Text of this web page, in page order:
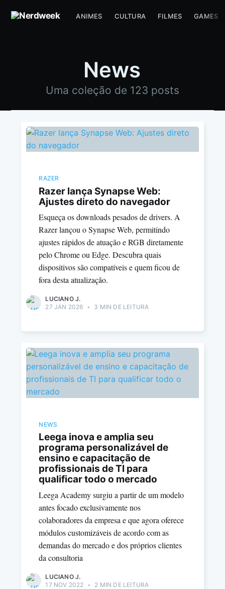
ANIMES CULTURA FILMES GAMES
News
Uma coleção de 123 posts
RAZER
Razer lança Synapse Web:
Ajustes direto do navegador
Esqueça os downloads pesados de drivers. A
Razer lançou o Synapse Web, permitindo
ajustes rápidos de atuação e RGB diretamente
pelo Chrome ou Edge. Descubra quais
dispositivos são compatíveis e quem ficou de
fora desta atualização.
LUCIANO J.
27 JAN 2026 • 3 MIN DE LEITURA
NEWS
Leega inova e amplia seu
programa personalizável de
ensino e capacitação de
profissionais de TI para
qualificar todo o mercado
Leega Academy surgiu a partir de um modelo
antes focado exclusivamente nos
colaboradores da empresa e que agora oferece
módulos customizáveis de acordo com as
demandas do mercado e dos próprios clientes
da consultoria
LUCIANO J.
17 NOV 2022
• 2 MIN DE LEITURA